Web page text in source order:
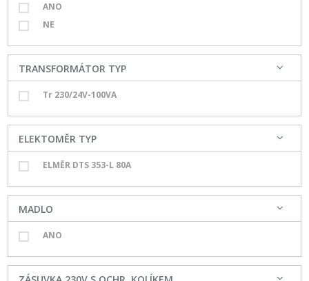
ANO
NE
TRANSFORMÁTOR TYP
Tr 230/24V-100VA
ELEKTOMĚR TYP
ELMĚR DTS 353-L 80A
MADLO
ANO